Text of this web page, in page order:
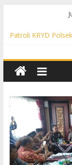
Patroli KRYD
Permukiman,
Patroli Cegah
Patroli Blue Light
Polisi Ajak Warga
Patroli Blue Light
Cegah Kejahatan